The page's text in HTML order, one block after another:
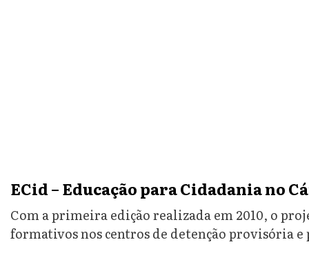
ECid – Educação para Cidadania no
Com a primeira edição realizada em 2010, o
formativos nos centros de detenção provisória